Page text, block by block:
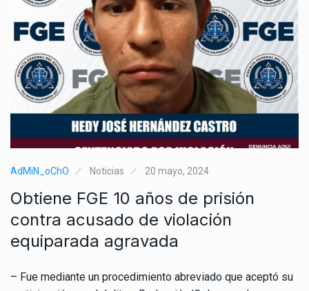
AdMiN_oChO Noticias 20 mayo, 2024
Obtiene FGE 10 años de prisión
contra acusado de violación
equiparada agravada
– Fue mediante un procedimiento abreviado que aceptó su